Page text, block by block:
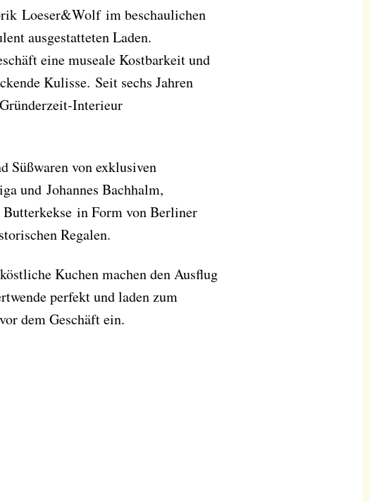
Loeser&Wolf im beschaulichen
ausgestatteten Laden.
eine museale Kostbarkeit und
Kulisse. Seit sechs Jahren
Interieur
Süßwaren von exklusiven
und Johannes Bachhalm,
in Form von Berliner
Regalen.
Kuchen machen den Ausflug
perfekt und laden zum
dem Geschäft ein.